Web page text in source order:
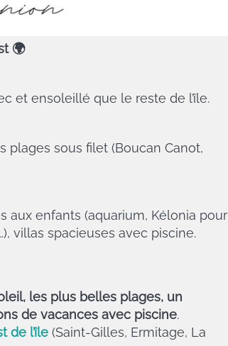
🌍
et ensoleillé que le reste de l’île.
plages sous filet (Boucan Canot,
aux enfants (aquarium, Kélonia pour
villas spacieuses avec piscine.
les plus belles plages, un
de vacances avec piscine.
de l’île (Saint-Gilles, Ermitage, La